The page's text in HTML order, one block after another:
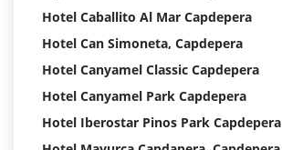
Hotel Caballito Al Mar Capdepera
Hotel Can Simoneta, Capdepera
Hotel Canyamel Classic Capdepera
Hotel Canyamel Park Capdepera
Hotel Iberostar Pinos Park Capdepera